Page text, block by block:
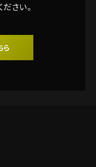
さい。
ら